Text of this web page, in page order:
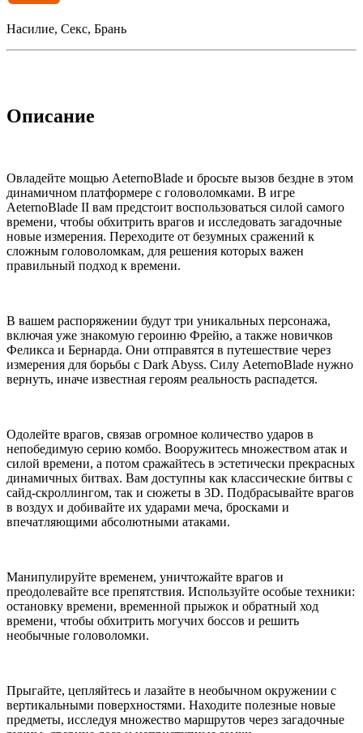
Насилие, Секс, Брань
Описание
Овладейте мощью AeternoBlade и бросьте вызов бездне в этом
динамичном платформере с головоломками. В игре
AeternoBlade II вам предстоит воспользоваться силой самого
времени, чтобы обхитрить врагов и исследовать загадочные
новые измерения. Переходите от безумных сражений к
сложным головоломкам, для решения которых важен
правильный подход к времени.
В вашем распоряжении будут три уникальных персонажа,
включая уже знакомую героиню Фрейю, а также новичков
Феликса и Бернарда. Они отправятся в путешествие через
измерения для борьбы с Dark Abyss. Силу AeternoBlade нужно
вернуть, иначе известная героям реальность распадется.
Одолейте врагов, связав огромное количество ударов в
непобедимую серию комбо. Вооружитесь множеством атак и
силой времени, а потом сражайтесь в эстетически прекрасных
динамичных битвах. Вам доступны как классические битвы с
сайд-скроллингом, так и сюжеты в 3D. Подбрасывайте врагов
в воздух и добивайте их ударами меча, бросками и
впечатляющими абсолютными атаками.
Манипулируйте временем, уничтожайте врагов и
преодолевайте все препятствия. Используйте особые техники:
остановку времени, временной прыжок и обратный ход
времени, чтобы обхитрить могучих боссов и решить
необычные головоломки.
Прыгайте, цепляйтесь и лазайте в необычном окружении с
вертикальными поверхностями. Находите полезные новые
предметы, исследуя множество маршрутов через загадочные